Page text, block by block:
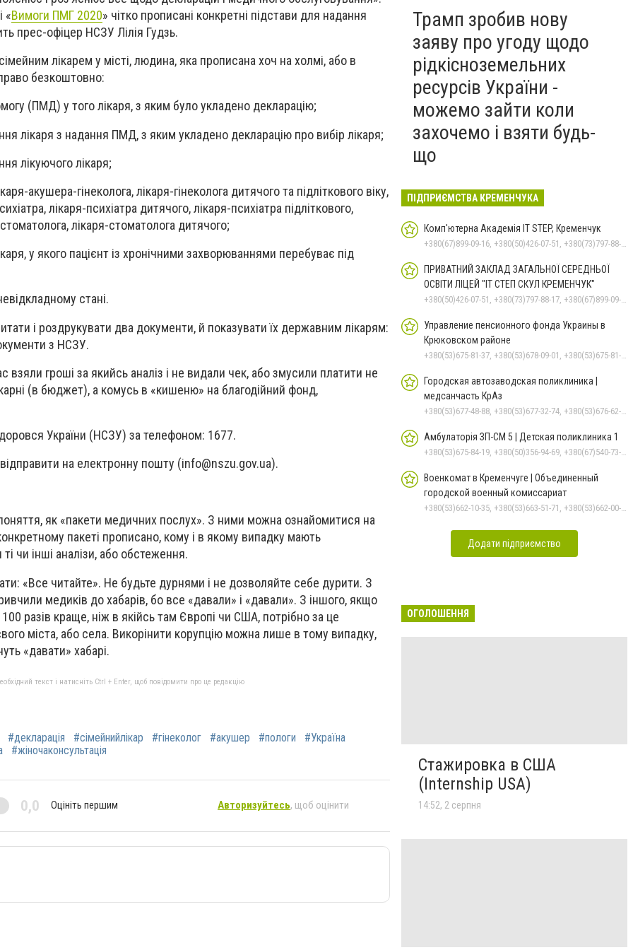
«Вимоги ПМГ 2020» чітко прописані конкретні підстави для надання
прес-офіцер НСЗУ Лілія Гудзь.
лікарем у місті, людина, яка прописана хоч на холмі, або в
безкоштовно:
(ПМД) у того лікаря, з яким було укладено декларацію;
лікаря з надання ПМД, з яким укладено декларацію про вибір лікаря;
лікуючого лікаря;
акушера-гінеколога, лікаря-гінеколога дитячого та підліткового віку,
лікаря-психіатра дитячого, лікаря-психіатра підліткового,
лікаря-стоматолога дитячого;
у якого пацієнт із хронічними захворюваннями перебуває під
стані.
і роздрукувати два документи, й показувати їх державним лікарям:
з НСЗУ.
взяли гроші за якийсь аналіз і не видали чек, або змусили платити не
(в бюджет), а комусь в «кишеню» на благодійний фонд,
України (НСЗУ) за телефоном: 1677.
на електронну пошту (info@nszu.gov.ua).
поняття, як «пакети медичних послух». З ними можна ознайомитися на
пакеті прописано, кому і в якому випадку мають
чи інші аналізи, або обстеження.
«Все читайте». Не будьте дурнями і не дозволяйте себе дурити. З
медиків до хабарів, бо все «давали» і «давали». З іншого, якщо
разів краще, ніж в якійсь там Європі чи США, потрібно за це
міста, або села. Викорінити корупцію можна лише в тому випадку,
«давати» хабарі.
текст і натисніть Ctrl + Enter, щоб повідомити про це редакцію
#декларація #сімейнийлікар #гінеколог #акушер #пологи
#Україна
#жіночаконсультація
0,0 Оцініть першим Авторизуйтесь, щоб оцінити
Трамп зробив нову
заяву про угоду щодо
рідкісноземельних
ресурсів України -
можемо зайти коли
захочемо і взяти будь-
що
ПІДПРИЄМСТВА КРЕМЕНЧУКА
Комп'ютерна Академія IT STEP, Кременчук
+380(67)899-09-16, +380(50)426-07-51, +380(73)797-88-17
ПРИВАТНИЙ ЗАКЛАД ЗАГАЛЬНОЇ СЕРЕДНЬОЇ
ОСВІТИ ЛІЦЕЙ "ІТ СТЕП СКУЛ КРЕМЕНЧУК"
+380(50)426-07-51, +380(73)797-88-17, +380(67)899-09-16
Управление пенсионного фонда Украины в
Крюковском районе
+380(53)675-81-37, +380(53)678-09-01, +380(53)675-81-32, +380(53)675-81-40, +380(53)675-81-33, +380(53)675-81-38, +380(53)675-81-31, +380(53)678-08-87
Городская автозаводская поликлиника |
медсанчасть КрАз
+380(53)677-48-88, +380(53)677-32-74, +380(53)676-62-99, +380536766187
Амбулаторія ЗП-СМ 5 | Детская поликлиника 1
+380(53)675-84-19, +380(50)356-94-69, +380(67)540-73-87
Военкомат в Кременчуге | Объединенный
городской военный комиссариат
+380(53)662-10-35, +380(53)663-51-71, +380(53)662-00-54
Додати підприємство
ОГОЛОШЕННЯ
Стажировка в США
(Internship USA)
14:52, 2 серпня